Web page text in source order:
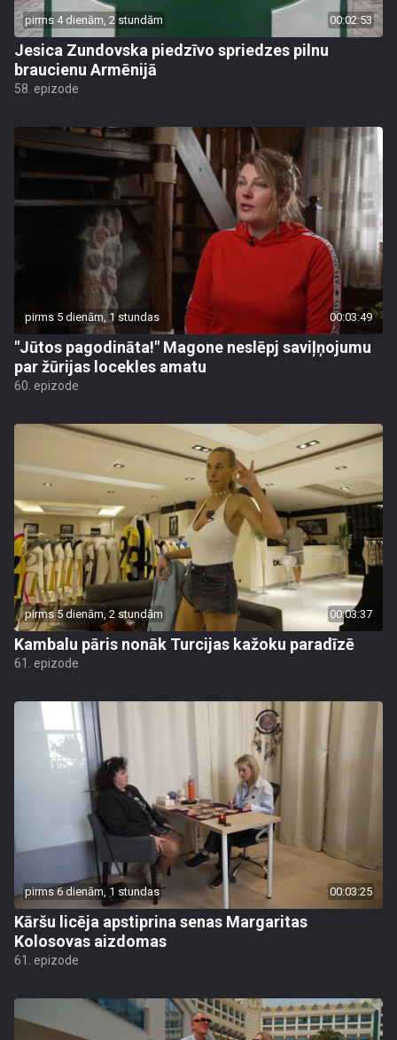
pirms 4 dienām, 2 stundām 00:02:53
Jesica Zundovska piedzīvo spriedzes pilnu
braucienu Armēnijā
58. epizode
pirms 5 dienām, 1 stundas 00:03:49
"Jūtos pagodināta!" Magone neslēpj saviļņojumu
par žūrijas locekles amatu
60. epizode
pirms 5 dienām, 2 stundām 00:03:37
Kambalu pāris nonāk Turcijas kažoku paradīzē
61. epizode
pirms 6 dienām, 1 stundas 00:03:25
Kāršu licēja apstiprina senas Margaritas
Kolosovas aizdomas
61. epizode